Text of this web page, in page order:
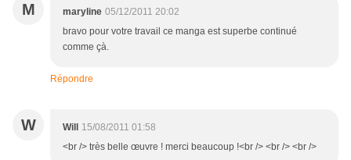
M maryline 05/12/2011 20:02
bravo pour votre travail ce manga est superbe continué
comme çà.
Répondre
W Will
15/08/2011 01:58
<br /> très belle œuvre ! merci beaucoup !<br /> <br /> <br />